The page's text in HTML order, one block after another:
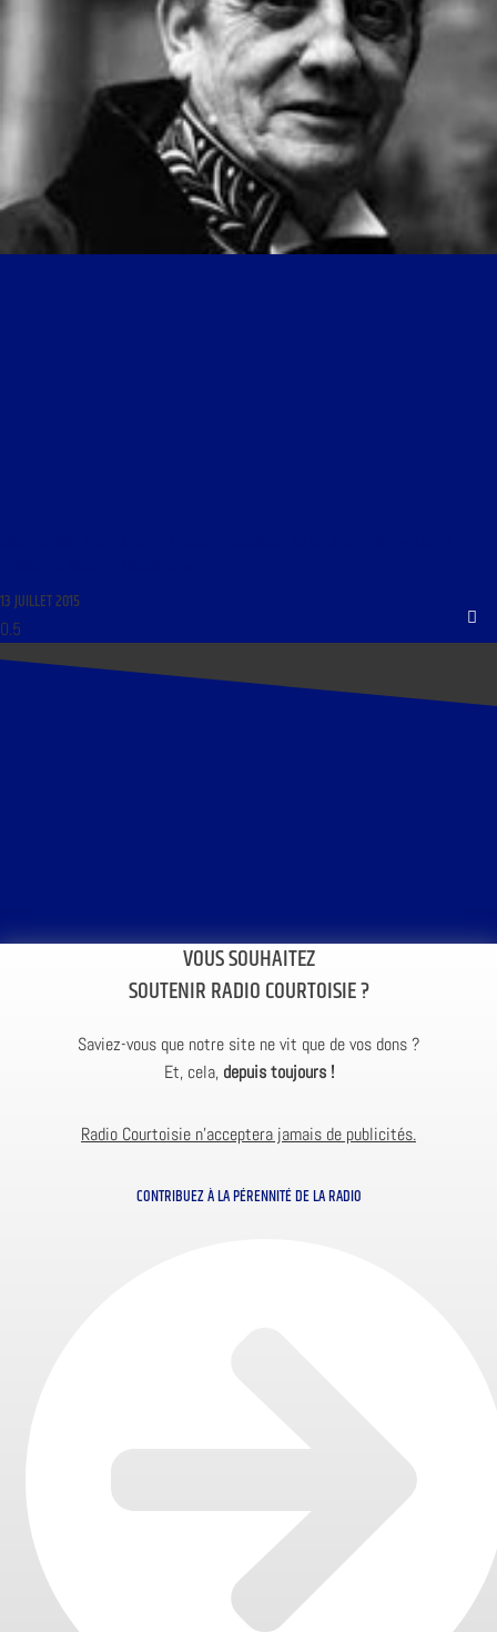
13 JUILLET 2015
VOUS SOUHAITEZ
SOUTENIR RADIO COURTOISIE ?
Saviez-vous que notre site ne vit que de vos dons ?
Et, cela, depuis toujours !
Radio Courtoisie n’acceptera jamais de publicités.
CONTRIBUEZ À LA PÉRENNITÉ DE LA RADIO